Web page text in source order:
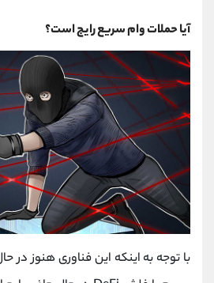
آیا حملات وام سریع رایج است؟
با توجه به اینکه این فناوری هنوز در